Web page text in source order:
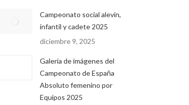
Campeonato social alevín,
infantil y cadete 2025
diciembre 9, 2025
Galería de imágenes del
Campeonato de España
Absoluto femenino por
Equipos 2025